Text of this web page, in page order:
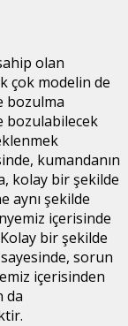
olan
çok modelin de
bozulma
bozulabilecek
kumandanın
kolay bir şekilde
aynı şekilde
içerisinde
bir şekilde
sorun
içerisinden
da